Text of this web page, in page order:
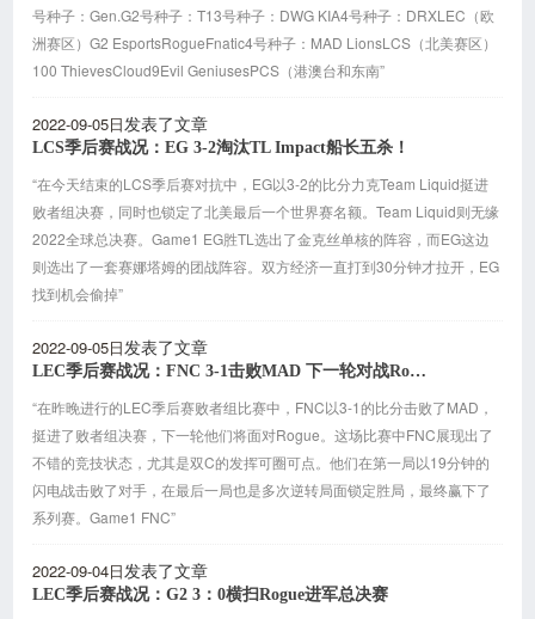
号种子：Gen.G2号种子：T13号种子：DWG KIA4号种子：DRXLEC（欧
洲赛区）G2 EsportsRogueFnatic4号种子：MAD LionsLCS（北美赛区）
100 ThievesCloud9Evil GeniusesPCS（港澳台和东南”
2022-09-05日发表了文章
LCS季后赛战况：EG 3-2淘汰TL Impact船长五杀！
“在今天结束的LCS季后赛对抗中，EG以3-2的比分力克Team Liquid挺进
败者组决赛，同时也锁定了北美最后一个世界赛名额。Team Liquid则无缘
2022全球总决赛。Game1 EG胜TL选出了金克丝单核的阵容，而EG这边
则选出了一套赛娜塔姆的团战阵容。双方经济一直打到30分钟才拉开，EG
找到机会偷掉”
2022-09-05日发表了文章
LEC季后赛战况：FNC 3-1击败MAD 下一轮对战Rogue
“在昨晚进行的LEC季后赛败者组比赛中，FNC以3-1的比分击败了MAD，
挺进了败者组决赛，下一轮他们将面对Rogue。这场比赛中FNC展现出了
不错的竞技状态，尤其是双C的发挥可圈可点。他们在第一局以19分钟的
闪电战击败了对手，在最后一局也是多次逆转局面锁定胜局，最终赢下了
系列赛。Game1 FNC”
2022-09-04日发表了文章
LEC季后赛战况：G2 3：0横扫Rogue进军总决赛